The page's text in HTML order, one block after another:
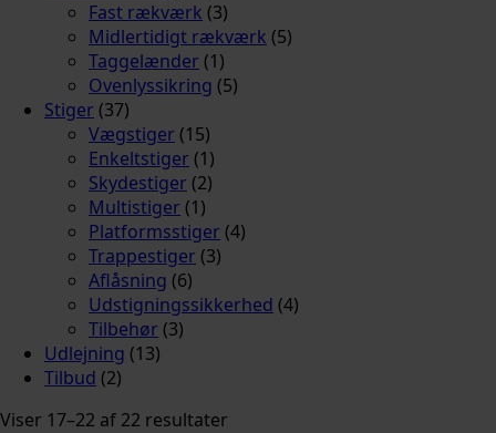
Fast rækværk (3)
Midlertidigt rækværk (5)
Taggelænder (1)
Ovenlyssikring (5)
Stiger (37)
Vægstiger (15)
Enkeltstiger (1)
Skydestiger (2)
Multistiger (1)
Platformsstiger (4)
Trappestiger (3)
Aflåsning (6)
Udstigningssikkerhed (4)
Tilbehør (3)
Udlejning (13)
Tilbud (2)
Viser 17–22 af 22 resultater